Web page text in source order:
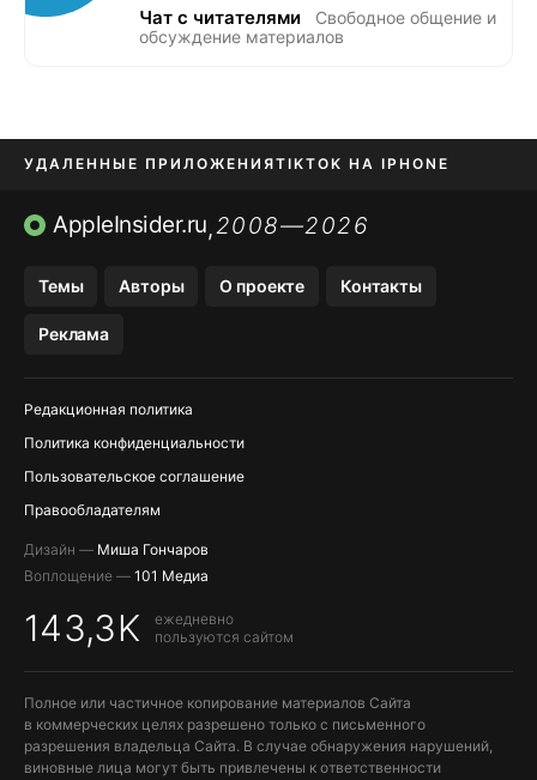
Чат с читателями
Свободное общение и
обсуждение материалов
УДАЛЕННЫЕ ПРИЛОЖЕНИЯTIKTOK НА IPHONE
ПРИЛОЖЕНИЯ БЕЗ APP STORE
AppleInsider.ru,2008—2026
Темы Авторы О проекте Контакты
Реклама
Редакционная политика
Политика конфиденциальности
Пользовательское соглашение
Правообладателям
Дизайн — Миша Гончаров
Воплощение — 101 Медиа
143,3K
ежедневно
пользуются сайтом
Полное или частичное копирование материалов Сайта
в коммерческих целях разрешено только с письменного
разрешения владельца Сайта. В случае обнаружения нарушений,
виновные лица могут быть привлечены к ответственности